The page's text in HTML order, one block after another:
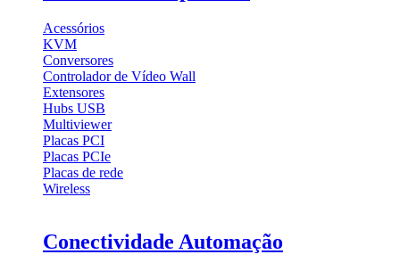
Acessórios
KVM
Conversores
Controlador de Vídeo Wall
Extensores
Hubs USB
Multiviewer
Placas PCI
Placas PCIe
Placas de rede
Wireless
Conectividade Automação